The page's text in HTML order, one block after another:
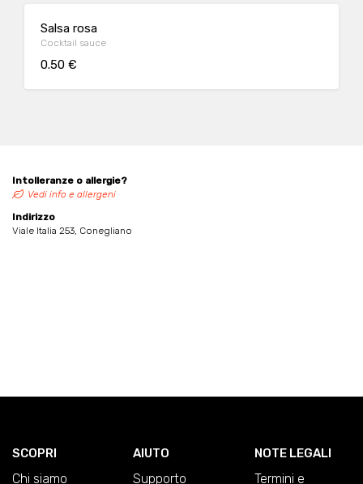
Salsa rosa
Cocktail sauce
0.50 €
Intolleranze o allergie?
Vedi info e allergeni
Indirizzo
Viale Italia 253, Conegliano
SCOPRI
Chi siamo
AIUTO
Supporto
NOTE LEGALI
Termini e